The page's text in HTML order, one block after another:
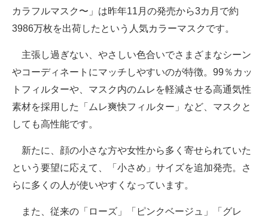
カラフルマスク〜」は昨年11月の発売から3カ月で約
3986万枚を出荷したという人気カラーマスクです。
主張し過ぎない、やさしい色合いでさまざまなシーン
やコーディネートにマッチしやすいのが特徴。99％カッ
トフィルターや、マスク内のムレを軽減させる高通気性
素材を採用した「ムレ爽快フィルター」など、マスクと
しても高性能です。
新たに、顔の小さな方や女性から多く寄せられていた
という要望に応えて、「小さめ」サイズを追加発売。さ
らに多くの人が使いやすくなっています。
また、従来の「ローズ」「ピンクベージュ」「グレ